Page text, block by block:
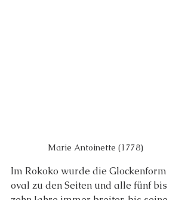
Marie Antoinette (1778)
Im Rokoko wurde die Glockenform
oval zu den Seiten und alle fünf bis